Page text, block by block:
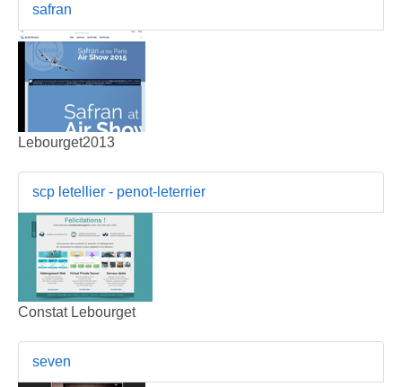
safran
Lebourget2013
scp letellier - penot-leterrier
Constat Lebourget
seven